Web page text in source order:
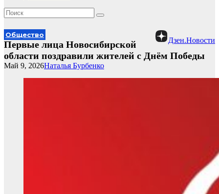
Дзен.Новости
Общество
Первые лица Новосибирской
области поздравили жителей с Днём Победы
Наталья Бурбенко
Май 9, 2026